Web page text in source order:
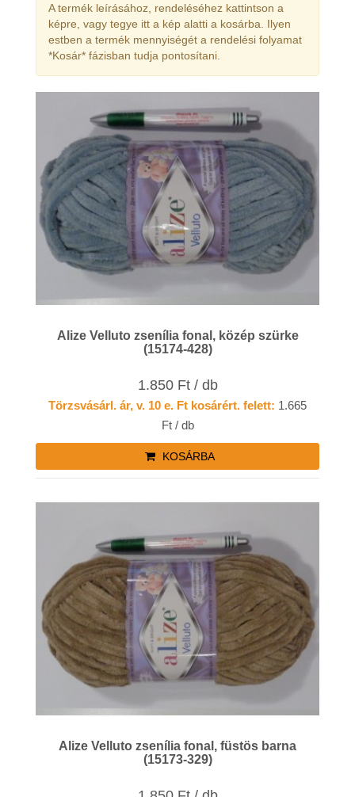
A termék leírásához, rendeléséhez kattintson a
képre, vagy tegye itt a kép alatti a kosárba. Ilyen
estben a termék mennyiségét a rendelési folyamat
*Kosár* fázisban tudja pontosítani.
Alize Velluto zsenília fonal, közép szürke
(15174-428)
1.850 Ft / db
Törzsvásárl. ár, v. 10 e. Ft kosárért. felett: 1.665
Ft / db
KOSÁRBA
Alize Velluto zsenília fonal, füstös barna
(15173-329)